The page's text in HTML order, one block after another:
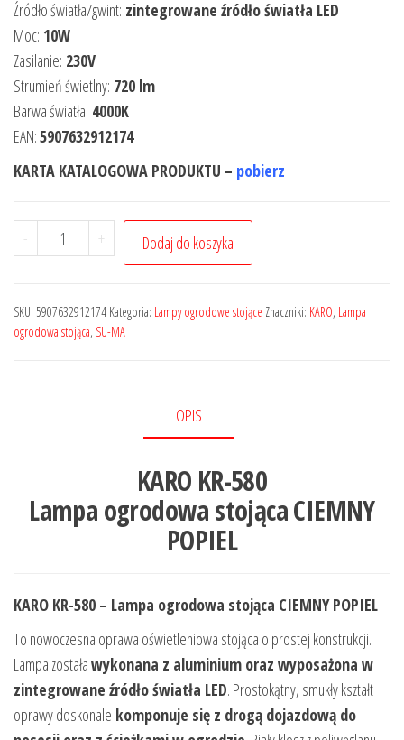
Źródło światła/gwint: zintegrowane źródło światła LED
Moc: 10W
Zasilanie: 230V
Strumień świetlny: 720 lm
Barwa światła: 4000K
EAN:5907632912174
KARTA KATALOGOWA PRODUKTU – pobierz
- + Dodaj do koszyka
SKU: 5907632912174 Kategoria: Lampy ogrodowe stojące Znaczniki: KARO, Lampa
ogrodowa stojąca, SU-MA
OPIS
KARO KR-580
Lampa ogrodowa stojąca CIEMNY
POPIEL
KARO KR-580 – Lampa ogrodowa stojąca CIEMNY POPIEL
To nowoczesna oprawa oświetleniowa stojąca o prostej konstrukcji.
Lampa zostaławykonana z aluminium oraz wyposażona w
zintegrowane źródło światła LED. Prostokątny, smukły kształt
oprawy doskonale komponuje się z drogą dojazdową do